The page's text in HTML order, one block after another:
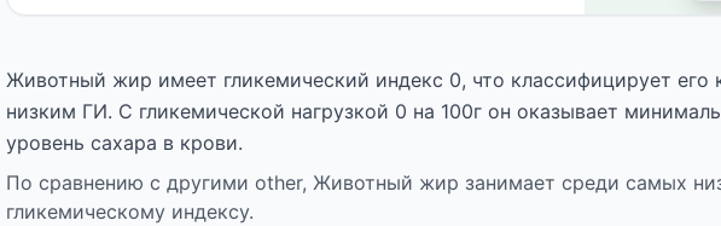
Животный жир имеет гликемический индекс 0, что классифицирует его
низким ГИ. С гликемической нагрузкой 0 на 100г он оказывает
уровень сахара в крови.
По сравнению с другими other, Животный жир занимает среди самых
гликемическому индексу.